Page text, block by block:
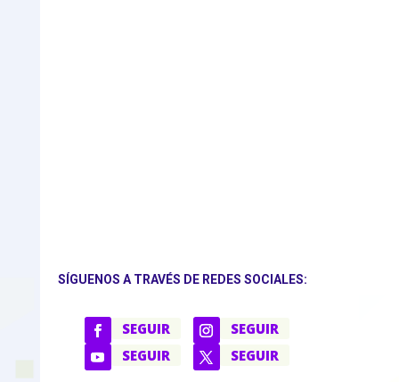
SÍGUENOS A TRAVÉS DE REDES SOCIALES:
SEGUIR
SEGUIR
SEGUIR
SEGUIR